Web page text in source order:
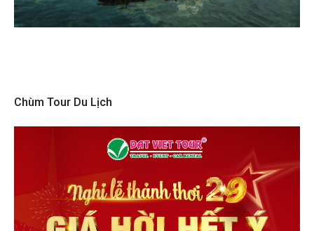
Chùm Tour Du Lịch